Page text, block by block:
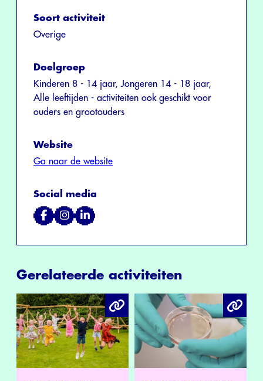
Soort activiteit
Overige
Doelgroep
Kinderen 8 - 14 jaar, Jongeren 14 - 18 jaar,
Alle leeftijden - activiteiten ook geschikt voor
ouders en grootouders
Website
Ga naar de website
Social media
Gerelateerde activiteiten